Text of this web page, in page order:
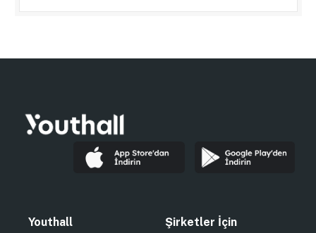
Youthall Şirketler İçin